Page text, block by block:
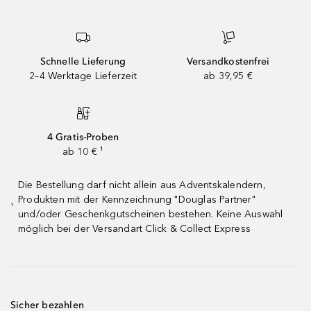
Schnelle Lieferung
2–4 Werktage Lieferzeit
Versandkostenfrei
ab 39,95 €
4 Gratis-Proben
ab 10 € ¹
¹
Die Bestellung darf nicht allein aus Adventskalendern,
Produkten mit der Kennzeichnung "Douglas Partner"
und/oder Geschenkgutscheinen bestehen. Keine Auswahl
möglich bei der Versandart Click & Collect Express
Sicher bezahlen